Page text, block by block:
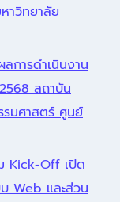
าวิทยาลัย
การดำเนินงาน
สถาบัน
รมศาสตร์ ศูนย์
Kick-Off เปิด
บ Web และส่วน